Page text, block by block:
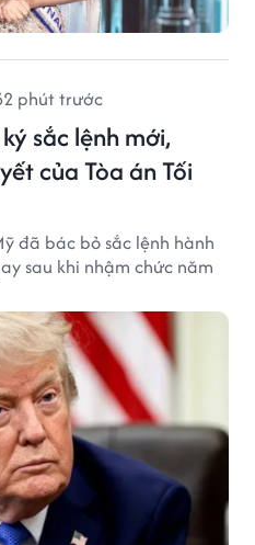
phút trước
sắc lệnh mới,
của Tòa án Tối
đã bác bỏ sắc lệnh hành
sau khi nhậm chức năm